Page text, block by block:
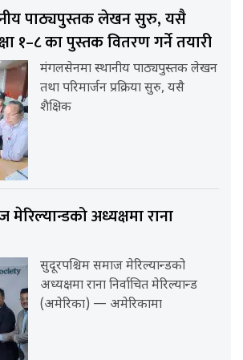
पाठ्यपुस्तक लेखन सुरु, यसै
१–८ का पुस्तक वितरण गर्ने तयारी
मंगलसेनमा स्थानीय पाठ्यपुस्तक लेखन
तथा परिमार्जन प्रक्रिया सुरु, यसै
शैक्षिक
अध्यक्षमा राना
सुदूरपश्चिम समाज मेरिल्यान्डको
अध्यक्षमा राना निर्वाचित मेरिल्यान्ड
(अमेरिका) — अमेरिकामा